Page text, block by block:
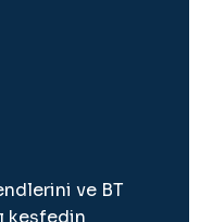
ve BT
keşfedin